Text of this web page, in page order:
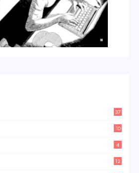
37
10
4
12